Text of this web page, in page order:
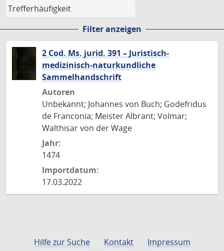
Filter anzeigen
2 Cod. Ms. jurid. 391 – Juristisch-
medizinisch-naturkundliche
Sammelhandschrift
Autoren
Unbekannt; Johannes von Buch; Godefridus
de Franconia; Meister Albrant; Volmar;
Walthisar von der Wage
Jahr:
1474
Importdatum:
17.03.2022
Hilfe zur Suche Kontakt
Impressum